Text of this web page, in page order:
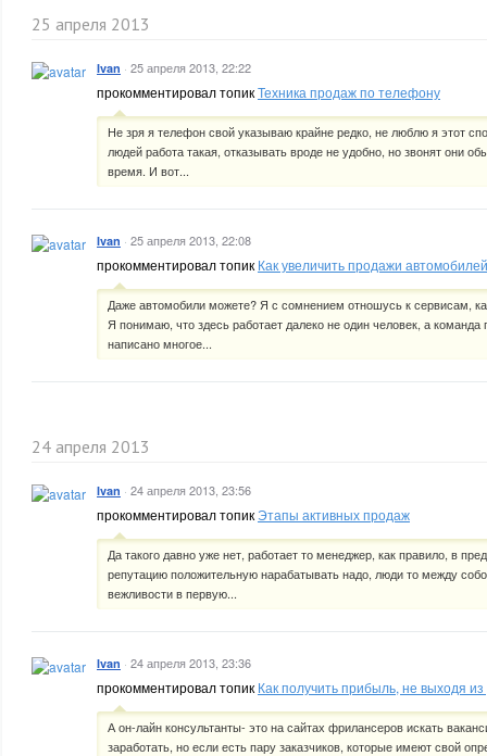
25 апреля 2013
Ivan · 25 апреля 2013, 22:22
прокомментировал топикТехника продаж по телефону
Не зря я телефон свой указываю крайне редко, не люблю я этот
людей работа такая, отказывать вроде не удобно, но звонят они
время. И вот...
Ivan · 25 апреля 2013, 22:08
прокомментировал топик Как увеличить продажи автомобилей
Даже автомобили можете? Я с сомнением отношусь к сервисам,
Я понимаю, что здесь работает далеко не один человек, а
написано многое...
24 апреля 2013
Ivan · 24 апреля 2013, 23:56
прокомментировал топик Этапы активных продаж
Да такого давно уже нет, работает то менеджер, как правило, в
репутацию положительную нарабатывать надо, люди то между
вежливости в первую...
Ivan · 24 апреля 2013, 23:36
прокомментировал топик Как получить прибыль, не выходя
А он-лайн консультанты- это на сайтах фрилансеров искать
заработать, но если есть пару заказчиков, которые имеют свой